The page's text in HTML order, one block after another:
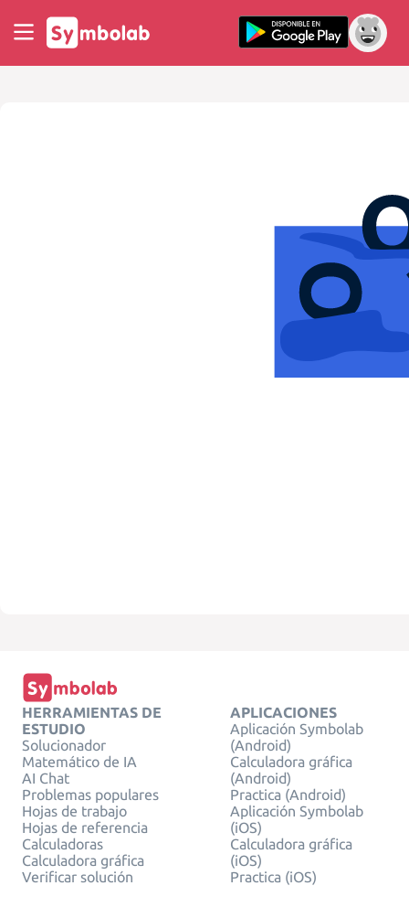
HERRAMIENTAS DE
ESTUDIO
Solucionador
Matemático de IA
AI Chat
Problemas populares
Hojas de trabajo
Hojas de referencia
Calculadoras
Calculadora gráfica
Verificar solución
APLICACIONES
Aplicación Symbolab
(Android)
Calculadora gráfica
(Android)
Practica (Android)
Aplicación Symbolab
(iOS)
Calculadora gráfica
(iOS)
Practica (iOS)